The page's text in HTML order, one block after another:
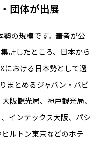
団体が出展
勢の規模です。筆者が公
計したところ、日本から
における日本勢として過
まとめるジャパン・パビ
阪観光局、神戸観光局、
インテックス大阪、パシ
ルトン東京などのホテ